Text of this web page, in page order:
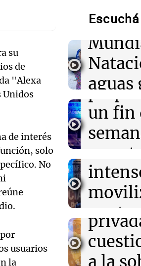
su
de
"Alexa
Unidos
de interés
solo
No
usuarios
la
mientras una
corriente
Polémica en el
a corredores
inscripción y
Mundo
Rescate
un
hospital en
Descubre los
emblemáticos
en Galicia
aguas
frente
Turno
Audio.
un fin
y
ley de
Panorama
Episodios
Audio.
Panorama
Episodios
Audio.
el
a la
Audio.